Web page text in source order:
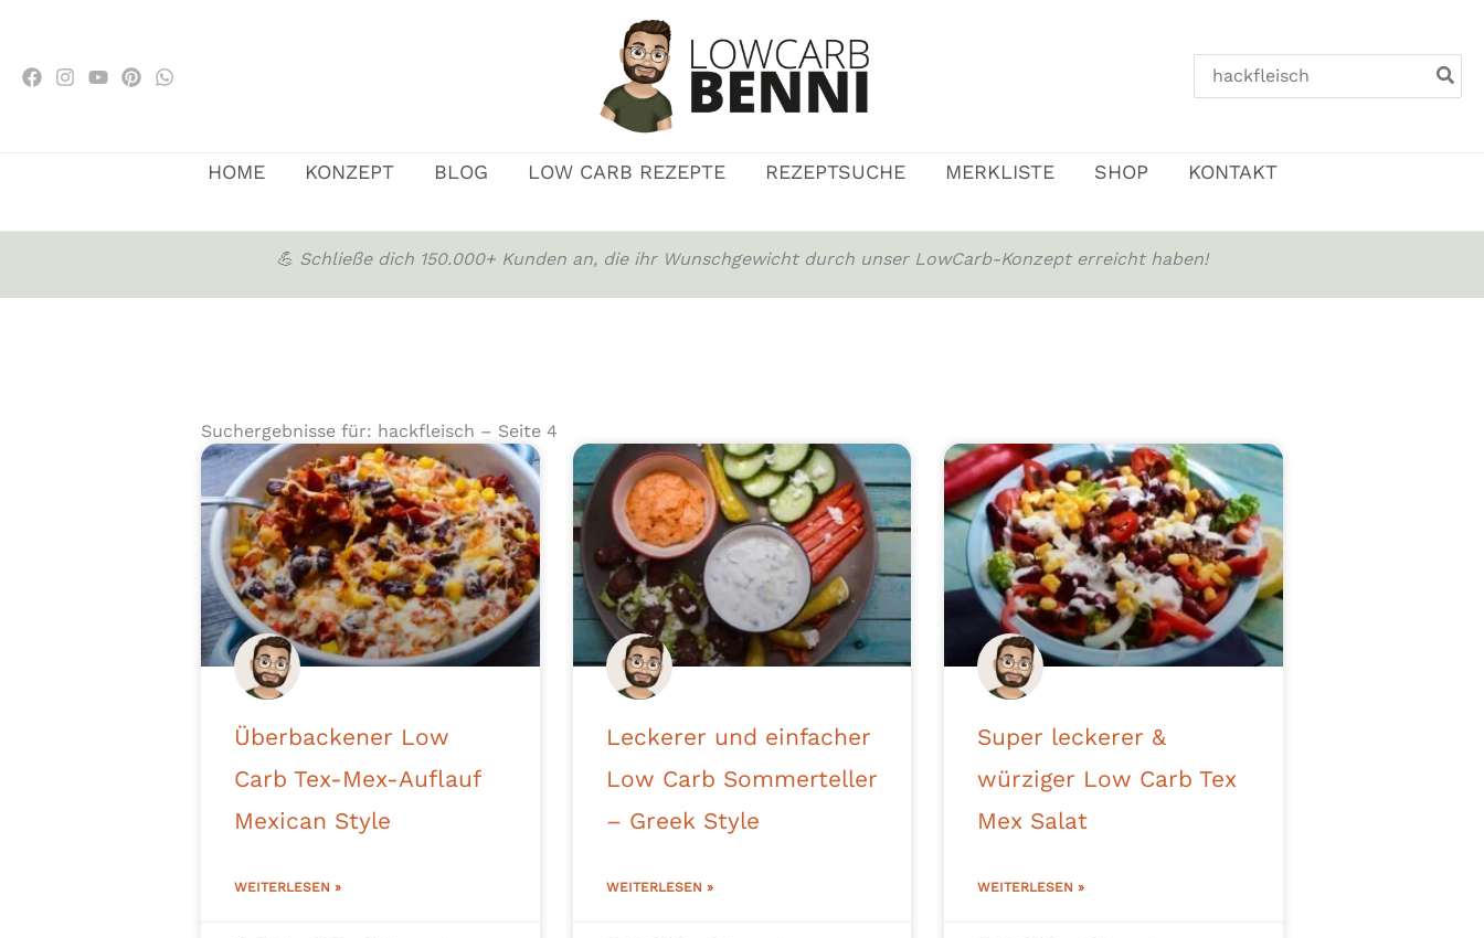
springen
Search
for:
HOME KONZEPT BLOG LOW CARB REZEPTE REZEPTSUCHE MERKLISTE SHOP KONTAKT
💪 Schließe dich 150.000+ Kunden an, die ihr Wunschgewicht durch unser LowCarb-Konzept erreicht haben!
Suchergebnisse für: hackfleisch – Seite 4
Überbackener Low
Carb Tex-Mex-Auflauf
Mexican Style
WEITERLESEN »
Leckerer und einfacher
Low Carb Sommerteller
– Greek Style
WEITERLESEN »
Super leckerer &
würziger Low Carb Tex
Mex Salat
WEITERLESEN »
SeiteSeiteSeiteSeiteSeite